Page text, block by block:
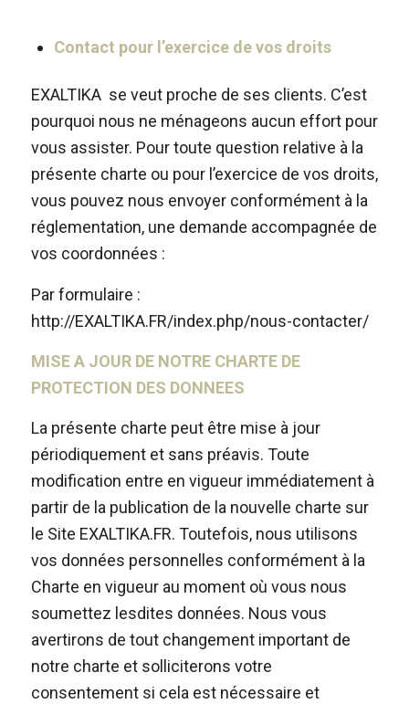
Contact pour l’exercice de vos droits
EXALTIKA se veut proche de ses clients. C’est
pourquoi nous ne ménageons aucun effort pour
vous assister. Pour toute question relative à la
présente charte ou pour l’exercice de vos droits,
vous pouvez nous envoyer conformément à la
réglementation, une demande accompagnée de
vos coordonnées :
Par formulaire :
http://EXALTIKA.FR/index.php/nous-contacter/
MISE A JOUR DE NOTRE CHARTE DE
PROTECTION DES DONNEES
La présente charte peut être mise à jour
périodiquement et sans préavis. Toute
modification entre en vigueur immédiatement à
partir de la publication de la nouvelle charte sur
le Site EXALTIKA.FR. Toutefois, nous utilisons
vos données personnelles conformément à la
Charte en vigueur au moment où vous nous
soumettez lesdites données. Nous vous
avertirons de tout changement important de
notre charte et solliciterons votre
consentement si cela est nécessaire et